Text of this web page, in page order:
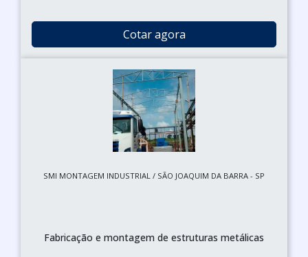
Cotar agora
SMI MONTAGEM INDUSTRIAL / SÃO JOAQUIM DA BARRA - SP
Fabricação e montagem de estruturas metálicas